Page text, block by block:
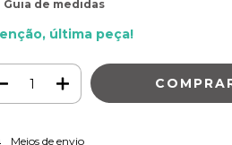
Guia de medidas
última peça!
para o CEP:
Meios de envio